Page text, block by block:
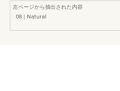
左ページから抽出された内容
08｜Natural